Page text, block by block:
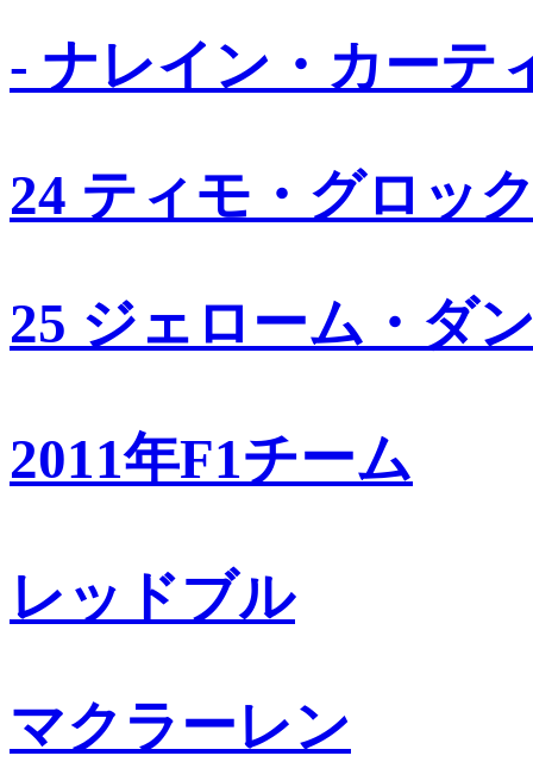
- ナレイン・カーテ
24 ティモ・グロッ
25 ジェローム・ダ
2011年F1チーム
レッドブル
マクラーレン